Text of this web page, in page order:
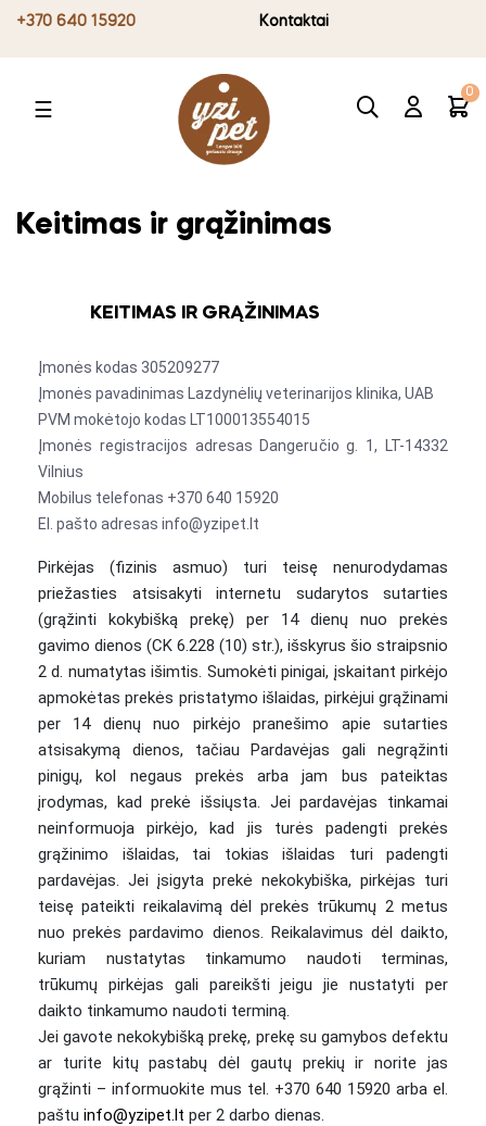
+370 640 15920 Kontaktai
Toggle
☰
0
Keitimas ir grąžinimas
KEITIMAS IR GRĄŽINIMAS
Įmonės kodas 305209277
Įmonės pavadinimas Lazdynėlių veterinarijos klinika, UAB
PVM mokėtojo kodas LT100013554015
Įmonės registracijos adresas Dangeručio g. 1, LT-14332
Vilnius
Mobilus telefonas +370 640 15920
El. pašto adresas info@yzipet.lt
Pirkėjas (fizinis asmuo) turi teisę nenurodydamas
priežasties atsisakyti internetu sudarytos sutarties
(grąžinti kokybišką prekę) per 14 dienų nuo prekės
gavimo dienos (CK 6.228 (10) str.), išskyrus šio straipsnio
2 d. numatytas išimtis. Sumokėti pinigai, įskaitant pirkėjo
apmokėtas prekės pristatymo išlaidas, pirkėjui grąžinami
per 14 dienų nuo pirkėjo pranešimo apie sutarties
atsisakymą dienos, tačiau Pardavėjas gali negrąžinti
pinigų, kol negaus prekės arba jam bus pateiktas
įrodymas, kad prekė išsiųsta. Jei pardavėjas tinkamai
neinformuoja pirkėjo, kad jis turės padengti prekės
grąžinimo išlaidas, tai tokias išlaidas turi padengti
pardavėjas. Jei įsigyta prekė nekokybiška, pirkėjas turi
teisę pateikti reikalavimą dėl prekės trūkumų 2 metus
nuo prekės pardavimo dienos. Reikalavimus dėl daikto,
kuriam nustatytas tinkamumo naudoti terminas,
trūkumų pirkėjas gali pareikšti jeigu jie nustatyti per
daikto tinkamumo naudoti terminą.
Jei gavote nekokybišką prekę, prekę su gamybos defektu
ar turite kitų pastabų dėl gautų prekių ir norite jas
grąžinti – informuokite mus tel. +370 640 15920 arba el.
paštu info@yzipet.lt per 2 darbo dienas.